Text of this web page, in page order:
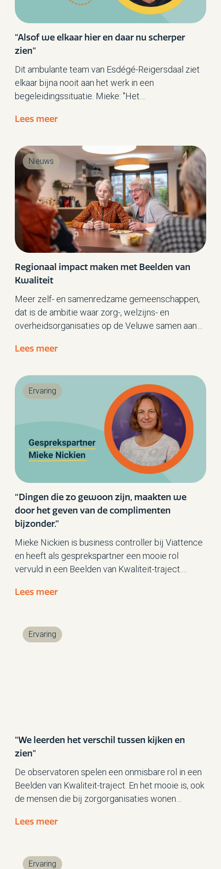
"Alsof we elkaar hier en daar nu scherper
zien"
Dit ambulante team van Esdégé-Reigersdaal ziet
elkaar bijna nooit aan het werk in een
begeleidingssituatie. Mieke: "Het
traject maakte het werk van m’n collega’s
welke rake dingen ze zeiden. Of hoe zorgvuldig ze
hun werk doen…”
Lees meer
Regionaal impact maken met Beelden van
Kwaliteit
Meer zelf- en samenredzame gemeenschappen,
dat is de ambitie waar zorg-, welzijns- en
overheidsorganisaties op de Veluwe samen aan
projecten die bijdraagt aan het verwezenlijken
project om o.a. te werken aan kwaliteit van leven
en werkplezier in deze regio, meer
zorgorganisaties kennis te laten maken met
Beelden van Kwaliteit maar ook om mensen van
buiten zorgorganisaties actiever te betrekken bij
zorg.
Lees meer
Nieuws
“Dingen die zo gewoon zijn, maakten we
door het geven van de complimenten
bijzonder.”
Mieke Nickien is business controller bij Viattence
en heeft als gesprekspartner een mooie rol
vervuld in een Beelden van Kwaliteit-traject.
dat medewerkers zich gezien voelen en dat ze
Lees meer
Ervaring
"We leerden het verschil tussen kijken en
zien"
De observatoren spelen een onmisbare rol in een
Beelden van Kwaliteit-traject. En het mooie is, ook
de mensen die bij zorgorganisaties wonen
Hij woont al 30 jaar bij de Raphaëlstichting en
Lees meer
Ervaring
Ervaring